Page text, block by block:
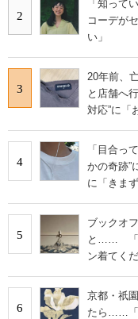
2
「知って
コーデが
い」
3
20年前、
と店舗へ
対応”に「
4
「目合っ
かの奇跡
に「きま
5
ブックオ
と…… 「
ン着てく
6
京都・祇
たら……「